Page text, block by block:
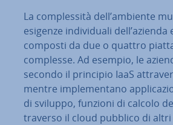
La com­ples­si­tà dell’ambiente
esigenze in­di­vi­dua­li
composti da due o quattro
complesse. Ad esempio, le
secondo il principio IaaS
mentre im­ple­men­ta­no
di sviluppo, funzioni di calcolo
tra­ver­so il cloud pubblico di